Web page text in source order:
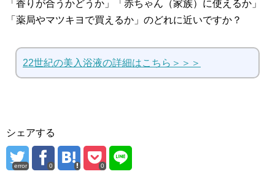
「香りが合うかどうか」「赤ちゃん（家族）に使えるか」
「薬局やマツキヨで買えるか」のどれに近いですか？
22世紀の美入浴液の詳細はこちら＞＞＞
シェアする
error 0 0